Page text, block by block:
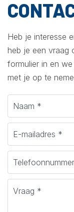
Heb je interesse
heb je een vraag
formulier in en
met je op te